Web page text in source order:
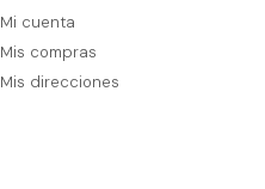
Mi cuenta
Mis compras
Mis direcciones